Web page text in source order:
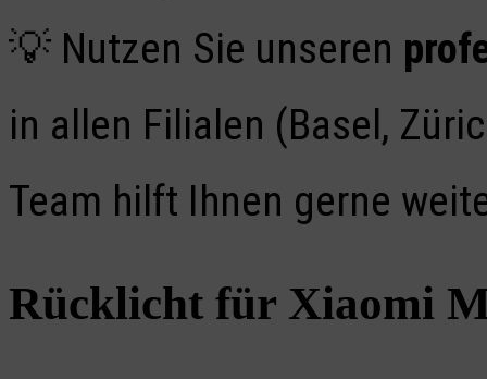
💡 Nutzen Sie unseren
in allen Filialen (Basel,
Team hilft Ihnen gerne
Rücklicht für Xiaomi